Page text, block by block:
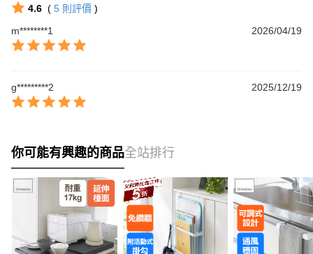
4.6 ( 5 則評價 )
m********1
2026/04/19
g*********2 2025/12/19
你可能有興趣的商品全站排行